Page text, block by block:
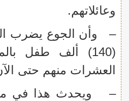
وعائلاتهم.
– وأن الجوع يضرب
(140) ألف طفل
العشرات منهم حتى
– ويحدث هذا في